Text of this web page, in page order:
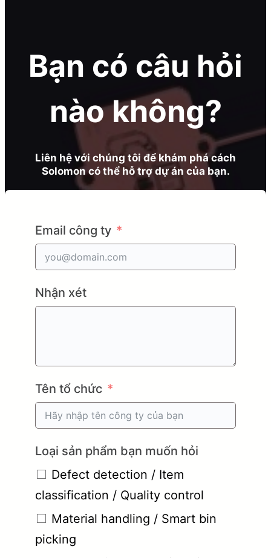
Bạn có câu hỏi
nào không?
Liên hệ với chúng tôi để khám phá cách
Solomon có thể hỗ trợ dự án của bạn.
Email công ty
Nhận xét
Tên tổ chức
Loại sản phẩm bạn muốn hỏi
Defect detection / Item
classification / Quality control
Material handling / Smart bin
picking